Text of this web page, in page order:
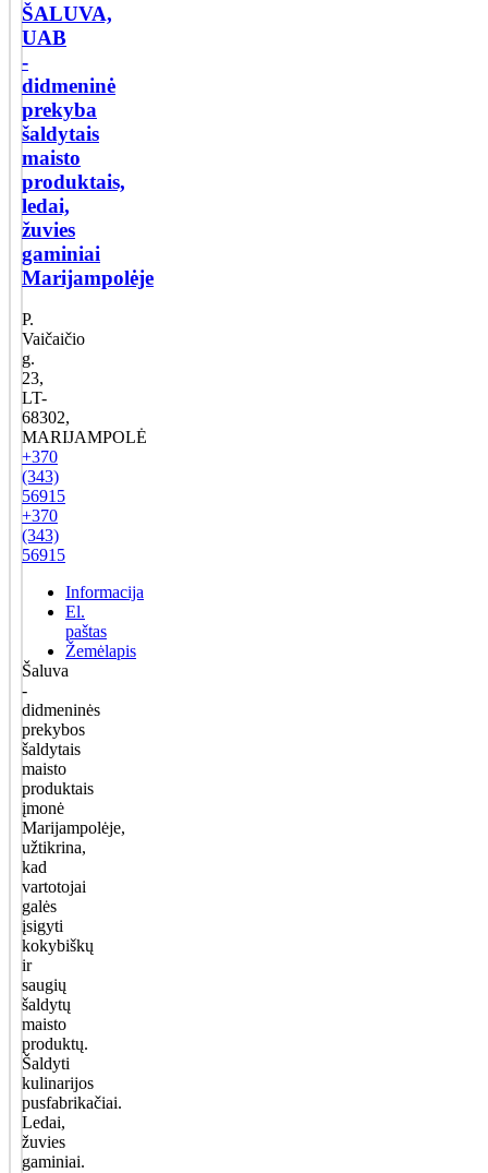
ŠALUVA,
UAB
-
didmeninė
prekyba
šaldytais
maisto
produktais,
ledai,
žuvies
gaminiai
Marijampolėje
P.
Vaičaičio
g.
23,
LT-
68302,
MARIJAMPOLĖ
+370
(343)
56915
+370
(343)
56915
Informacija
El.
paštas
Žemėlapis
Šaluva
-
didmeninės
prekybos
šaldytais
maisto
produktais
įmonė
Marijampolėje,
užtikrina,
kad
vartotojai
galės
įsigyti
kokybiškų
ir
saugių
šaldytų
maisto
produktų.
Šaldyti
kulinarijos
pusfabrikačiai.
Ledai,
žuvies
gaminiai.